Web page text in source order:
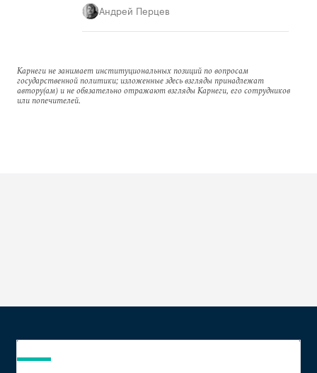
Андрей Перцев
Карнеги не занимает институциональных позиций по вопросам
государственной политики; изложенные здесь взгляды принадлежат
автору(ам) и не обязательно отражают взгляды Карнеги, его сотрудников
или попечителей.